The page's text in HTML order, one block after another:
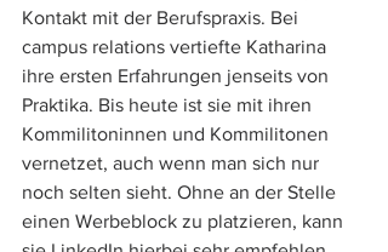
Kontakt mit der Berufspraxis. Bei
campus relations vertiefte Katharina
ihre ersten Erfahrungen jenseits von
Praktika. Bis heute ist sie mit ihren
Kommilitoninnen und Kommilitonen
vernetzet, auch wenn man sich nur
noch selten sieht. Ohne an der Stelle
einen Werbeblock zu platzieren, kann